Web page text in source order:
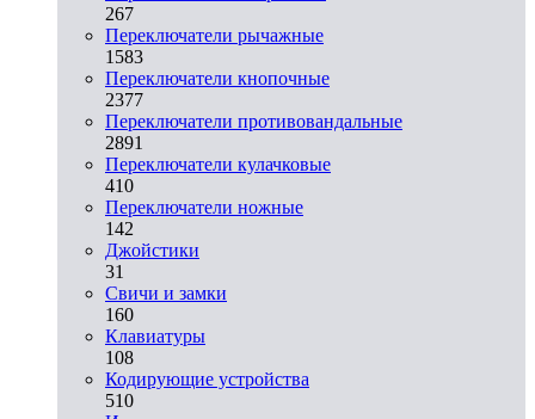
267
Переключатели рычажные
1583
Переключатели кнопочные
2377
Переключатели противовандальные
2891
Переключатели кулачковые
410
Переключатели ножные
142
Джойстики
31
Свичи и замки
160
Клавиатуры
108
Кодирующие устройства
510